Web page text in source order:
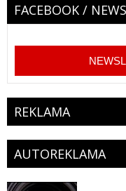
FACEBOOK /
REKLAMA
AUTOREKLAMA